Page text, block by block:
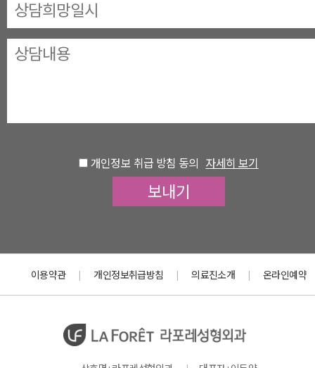
개인정보 취급 방침 동의 자세히 보기
이용약관 | 개인정보취급방침 | 의료진소개 | 온라인예약